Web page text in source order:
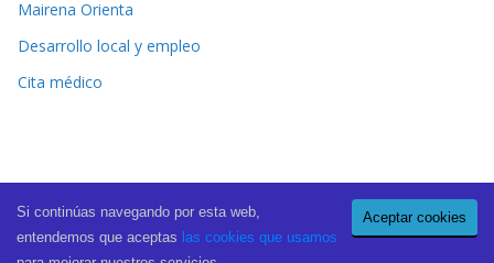
Mairena Orienta
Desarrollo local y empleo
Cita médico
Copyright © 2026 El Periódico de Mairena
. All rights reserved.
Theme:
ColorMag Pro by ThemeGrill. Powered by
Aceptar cookies
Si continúas navegando por esta web,
entendemos que aceptas las cookies que usamos